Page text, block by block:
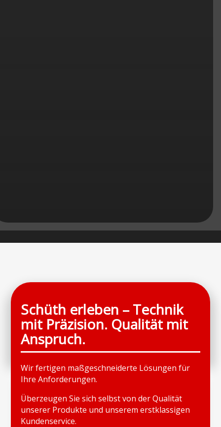
Schüth erleben – Technik
mit Präzision. Qualität mit
Anspruch.
Wir fertigen maßgeschneiderte Lösungen für
Ihre Anforderungen.
Überzeugen Sie sich selbst von der Qualität
unserer Produkte und unserem erstklassigen
Kundenservice.